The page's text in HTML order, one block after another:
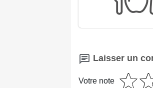
Laisser un
Votre note